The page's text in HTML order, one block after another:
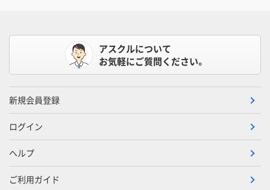
アスクルについて
お気軽にご質問ください。
新規会員登録
ログイン
ヘルプ
ご利用ガイド